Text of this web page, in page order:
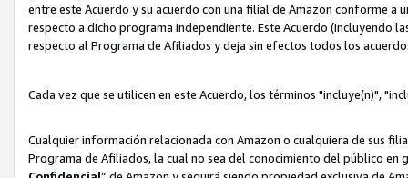
entre este Acuerdo y su acuerdo con una filial de Amazon conforme
respecto a dicho programa independiente. Este Acuerdo (incluyendo
respecto al Programa de Afiliados y deja sin efectos todos los
Cada vez que se utilicen en este Acuerdo, los términos "incluye(n)",
Cualquier información relacionada con Amazon o cualquiera de sus
Programa de Afiliados, la cual no sea del conocimiento del público